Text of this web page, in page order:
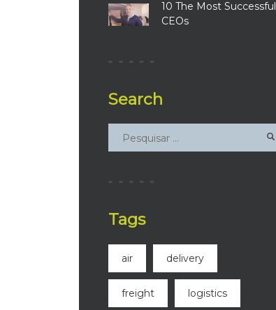
10 The Most Successful
CEOs
Search
Tags
air delivery
freight logistics